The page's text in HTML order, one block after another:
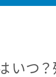
イク・ プロミ
グいつ